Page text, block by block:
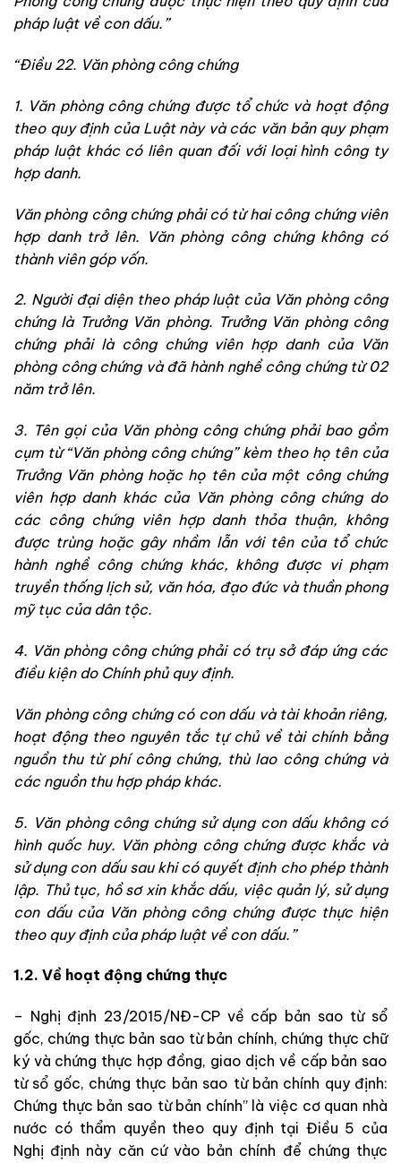
pháp luật về con dấu.”
“Điều 22. Văn phòng công chứng
1. Văn phòng công chứng được tổ chức và hoạt động
theo quy định của Luật này và các văn bản quy phạm
pháp luật khác có liên quan đối với loại hình công ty
hợp danh.
Văn phòng công chứng phải có từ hai công chứng viên
hợp danh trở lên. Văn phòng công chứng không có
thành viên góp vốn.
2. Người đại diện theo pháp luật của Văn phòng công
chứng là Trưởng Văn phòng. Trưởng Văn phòng công
chứng phải là công chứng viên hợp danh của Văn
phòng công chứng và đã hành nghề công chứng từ 02
năm trở lên.
3. Tên gọi của Văn phòng công chứng phải bao gồm
cụm từ “Văn phòng công chứng” kèm theo họ tên của
Trưởng Văn phòng hoặc họ tên của một công chứng
viên hợp danh khác của Văn phòng công chứng do
các công chứng viên hợp danh thỏa thuận, không
được trùng hoặc gây nhầm lẫn với tên của tổ chức
hành nghề công chứng khác, không được vi phạm
truyền thống lịch sử, văn hóa, đạo đức và thuần phong
mỹ tục của dân tộc.
4. Văn phòng công chứng phải có trụ sở đáp ứng các
điều kiện do Chính phủ quy định.
Văn phòng công chứng có con dấu và tài khoản riêng,
hoạt động theo nguyên tắc tự chủ về tài chính bằng
nguồn thu từ phí công chứng, thù lao công chứng và
các nguồn thu hợp pháp khác.
5. Văn phòng công chứng sử dụng con dấu không có
hình quốc huy. Văn phòng công chứng được khắc và
sử dụng con dấu sau khi có quyết định cho phép thành
lập. Thủ tục, hồ sơ xin khắc dấu, việc quản lý, sử dụng
con dấu của Văn phòng công chứng được thực hiện
theo quy định của pháp luật về con dấu.”
1.2. Về hoạt động chứng thực
– Nghị định 23/2015/NĐ-CP về cấp bản sao từ sổ
gốc, chứng thực bản sao từ bản chính, chứng thực chữ
ký và chứng thực hợp đồng, giao dịch về cấp bản sao
từ sổ gốc, chứng thực bản sao từ bản chính quy định:
Chứng thực bản sao từ bản chính” là việc cơ quan nhà
nước có thẩm quyền theo quy định tại Điều 5 của
Nghị định này căn cứ vào bản chính để chứng thực